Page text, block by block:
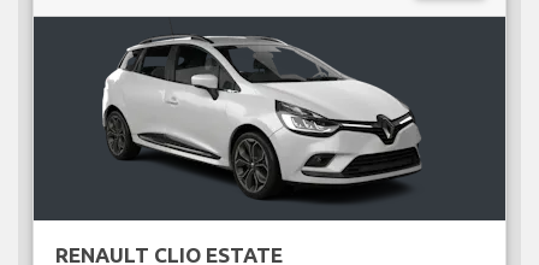
RENAULT CLIO ESTATE